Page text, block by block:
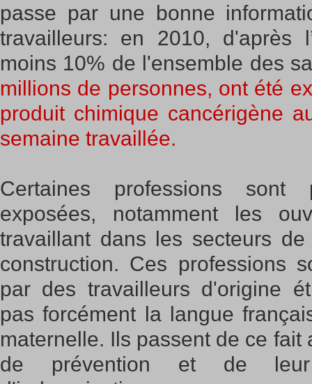
passe par une bonne
travailleurs: en 2010, d'après
moins 10% de l'ensemble des
millions de personnes, ont été
produit chimique cancérigène
semaine travaillée.
Certaines professions sont
exposées, notamment les
travaillant dans les secteurs
construction. Ces professions
par des travailleurs d'origine
pas forcément la langue
maternelle. Ils passent de ce fait
de prévention et de